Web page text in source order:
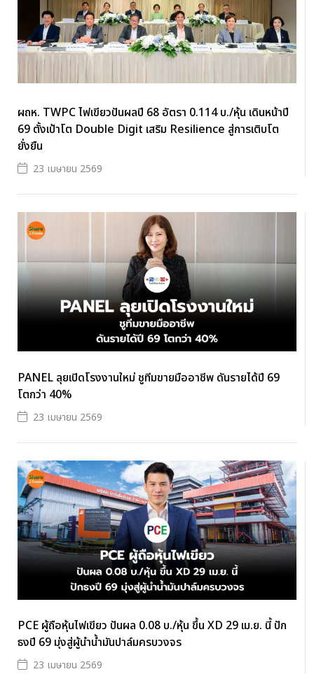
ผถห. TWPC ไฟเขียวปันผลปี 68 อัตรา 0.114 บ./หุ้น เดินหน้าปี
69 ตั้งเป้าโต Double Digit เสริม Resilience สู่การเติบโต
ยั่งยืน
23 เมษายน 2569
PANEL ลุยเปิดโรงงานใหม่ ชูทีมขายมืออาชีพ ดันรายได้ปี 69
โตกว่า 40%
23 เมษายน 2569
PCE ผู้ถือหุ้นไฟเขียว ปันผล 0.08 บ./หุ้น ขึ้น XD 29 เม.ย. นี้ ปัก
ธงปี 69 มุ่งสู่ผู้นำน้ำมันปาล์มครบวงจร
23 เมษายน 2569